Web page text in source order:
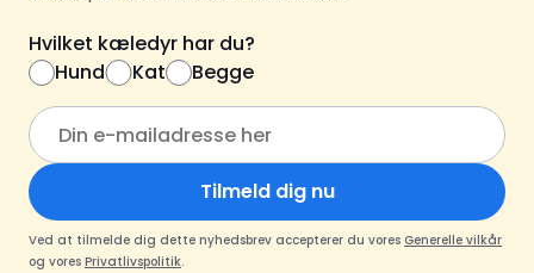
Hvilket kæledyr har du?
Hund
Kat Begge
Tilmeld dig nu
Ved at tilmelde dig dette nyhedsbrev accepterer du vores Generelle vilkår
og vores Privatlivspolitik.